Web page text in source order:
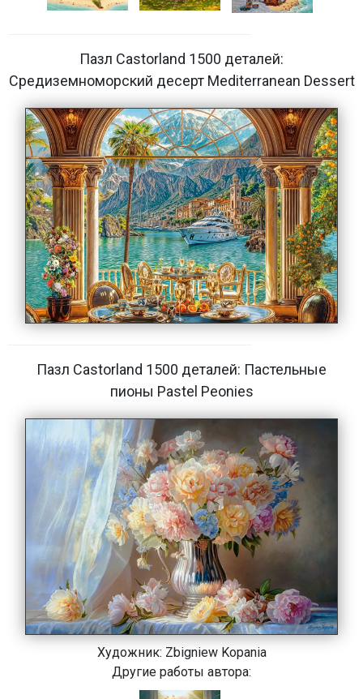
Пазл Castorland 1500 деталей:
Средиземноморский десерт Mediterranean Dessert
Пазл Castorland 1500 деталей: Пастельные
пионы Pastel Peonies
Художник: Zbigniew Kopania
Другие работы автора: